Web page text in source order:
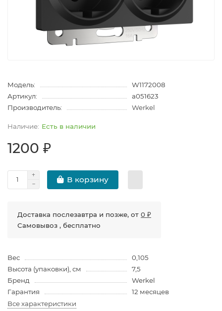
Модель:
W1172008
Артикул:
a051623
Производитель:
Werkel
Есть в наличии
1200 ₽
В корзину
Доставка послезавтра и позже, от 0 ₽
Самовывоз , бесплатно
Вес
0,105
Высота (упаковки), см
7,5
Бренд
Werkel
Гарантия
12 месяцев
Все характеристики